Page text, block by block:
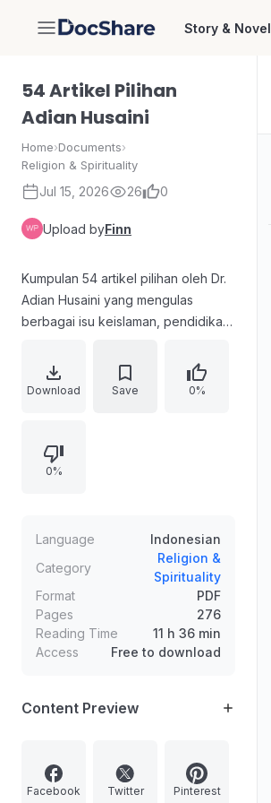
DocShare Story & Novel
54 Artikel Pilihan
Adian Husaini
Home›Documents›
Religion & Spirituality
Jul 15, 2026 26 0
Upload byFinn
Kumpulan 54 artikel pilihan oleh Dr.
Adian Husaini yang mengulas
berbagai isu keislaman, pendidikan,
ide seperti liberalisme, sekularisme,
pluralisme, serta konsep negara
ilmu, sejarah pemikiran, tantangan di
dunia akademik, dan topik-topik
Download Save 0%
0%
Language
Indonesian
Category
Religion &
Spirituality
Format
PDF
Pages
276
Reading Time
11 h 36 min
Access
Free to download
Content Preview
Facebook Twitter Pinterest